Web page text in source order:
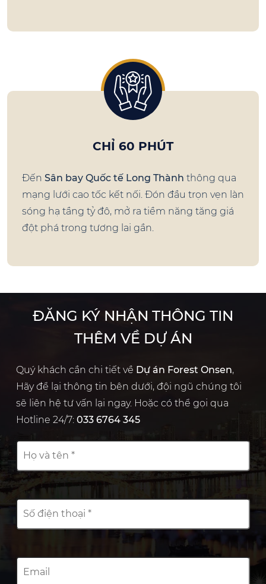
CHỈ 60 PHÚT
Đến Sân bay Quốc tế Long Thành thông qua
mạng lưới cao tốc kết nối. Đón đầu trọn vẹn làn
sóng hạ tầng tỷ đô, mở ra tiềm năng tăng giá
đột phá trong tương lai gần.
ĐĂNG KÝ NHẬN THÔNG TIN
THÊM VỀ DỰ ÁN
Quý khách cần chi tiết về Dự án Forest Onsen,
Hãy để lại thông tin bên dưới, đội ngũ chúng tôi
sẽ liên hệ tư vấn lại ngay. Hoặc có thể gọi qua
Hotline 24/7: 033 6764 345